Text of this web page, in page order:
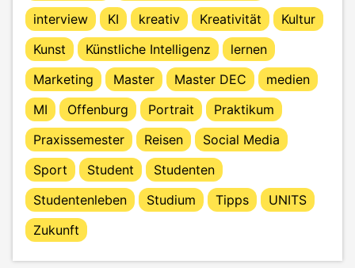
interview
KI kreativ Kreativität
Kultur
Kunst
Künstliche Intelligenz
lernen
Marketing
Master Master DEC
medien
MI
Offenburg Portrait
Praktikum
Praxissemester
Reisen
Social Media
Sport
Student
Studenten
Studentenleben
Studium Tipps
UNITS
Zukunft